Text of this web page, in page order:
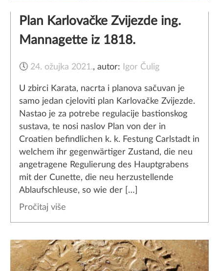
Plan Karlovačke Zvijezde ing.
Mannagette iz 1818.
🕔 24. ožujka 2021.,autor: Igor Čulig
U zbirci Karata, nacrta i planova sačuvan je
samo jedan cjeloviti plan Karlovačke Zvijezde.
Nastao je za potrebe regulacije bastionskog
sustava, te nosi naslov Plan von der in
Croatien befindlichen k. k. Festung Carlstadt in
welchem ihr gegenwärtiger Zustand, die neu
angetragene Regulierung des Hauptgrabens
mit der Cunette, die neu herzustellende
Ablaufschleuse, so wie der […]
Pročitaj više